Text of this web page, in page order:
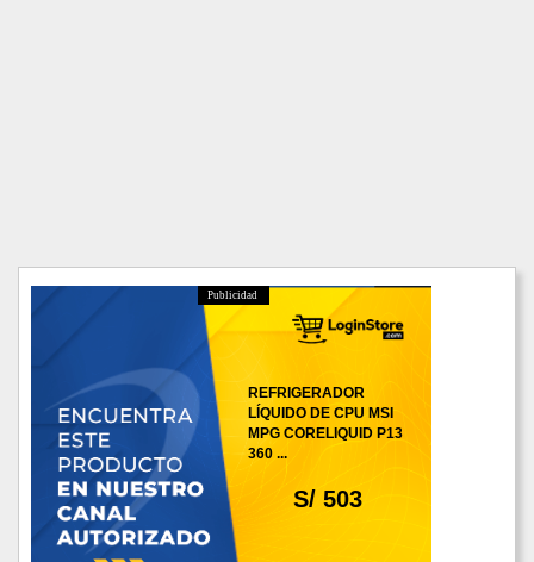
Publicidad
S/ 503
REFRIGERADOR
LÍQUIDO DE CPU MSI
MPG CORELIQUID P13
360 ...